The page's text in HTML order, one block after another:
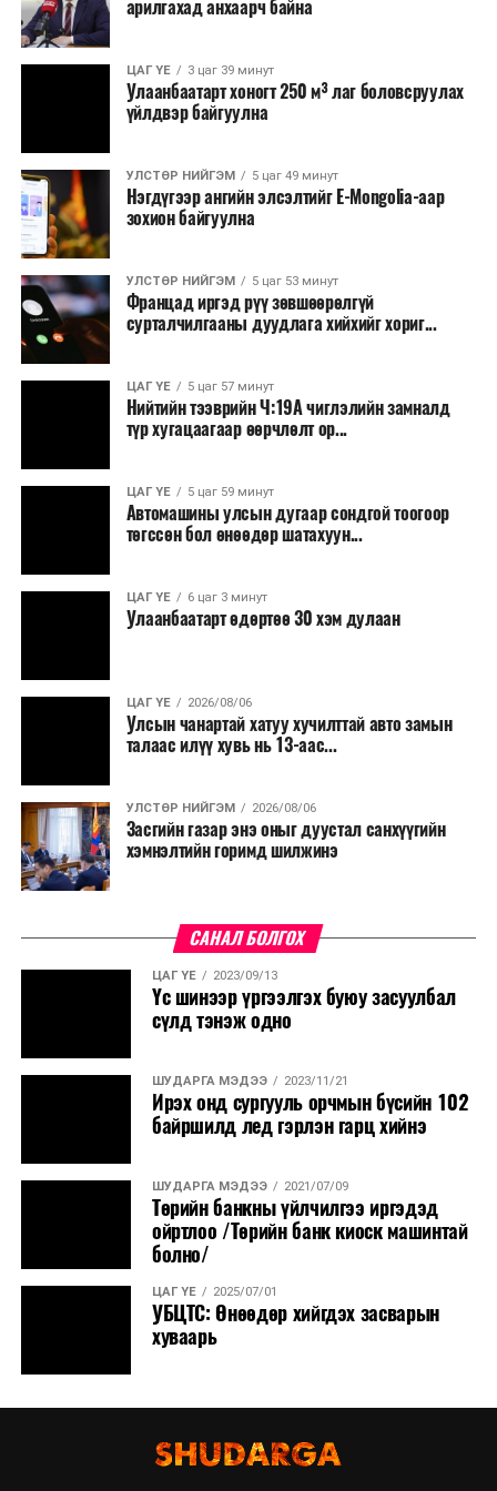
томилолт, гадаадын зочин хүлээн авах зардал;
Зайлшгүй шаардлагагүй тоног төхөөрөмж,
тавилга, автомашин худалдан авах;
Батлан хамгаалах, хууль зүйн салбараас бусад
Хуулиар заавал мэдээлэхээс бусад кино,
контент, хэвлэлийн зардал;
Заавал олгохоос бусад тэтгэмж, урамшуулал.
Санхүүгийн хэмнэлтийн горимыг 2026 оны
арванхоёрдугаар сарын 31 хүртэл мөрдөнө. Харин
эрүүл мэндийн салбар уг хэмнэлтийн горимд
хамрагдахгүй бөгөөд цэцэрлэг, сургуулийн хүүхдийн
эрт илрүүлэг, вакцинжуулалт, томуу, томуу төст
өвчний эсрэг арга хэмжээ зэрэг зайлшгүй
үргэлжилнэ гэж Ерөнхий сайд Н.Учрал онцоллоо.
Мөн бүх шатны төсвийн ерөнхийлөн захирагч нарт
салбар бүрдээ урсгал зардлыг 20 хувиар бууруулах,
нөхөн томилгоо хийхгүй байх, аялал, амралт, зугаалга,
хамт олны урлаг, спортын арга хэмжээг зохион
байгуулахгүй байх, төрийн албанд шинэ орон тоо бий
сургалтыг цахим хэлбэрт шилжүүлэх, төрийн албан
хаагчдыг зарим өдрүүдэд цахимаар ажиллуулах арга
хэмжээг үргэлжлүүлэхийг үүрэг болголоо.
Төсвийн сахилга бат сайжирч, эдийн засгийн нөхцөл
байдал хэвийн болсон тохиолдолд эдгээр
хязгаарлалтыг үе шаттайгаар сулруулах юм.
арилгахад анхаарч байна
ЦАГ ҮЕ 3 цаг 39 минут
Улаанбаатарт хоногт 250 м³ лаг боловсруулах
үйлдвэр байгуулна
УЛСТӨР НИЙГЭМ 5 цаг 49 минут
Нэгдүгээр ангийн элсэлтийг E-Mongolia-аар
зохион байгуулна
УЛСТӨР НИЙГЭМ 5 цаг 53 минут
Францад иргэд рүү зөвшөөрөлгүй
сурталчилгааны дуудлага хийхийг хориг...
ЦАГ ҮЕ 5 цаг 57 минут
Нийтийн тээврийн Ч:19А чиглэлийн замналд
түр хугацаагаар өөрчлөлт ор...
ЦАГ ҮЕ 5 цаг 59 минут
Автомашины улсын дугаар сондгой тоогоор
төгссөн бол өнөөдөр шатахуун...
ЦАГ ҮЕ 6 цаг 3 минут
Улаанбаатарт өдөртөө 30 хэм дулаан
ЦАГ ҮЕ 2026/08/06
Улсын чанартай хатуу хучилттай авто замын
талаас илүү хувь нь 13-аас...
УЛСТӨР НИЙГЭМ 2026/08/06
Засгийн газар энэ оныг дуустал санхүүгийн
хэмнэлтийн горимд шилжинэ
САНАЛ БОЛГОХ
ЦАГ ҮЕ 2023/09/13
Үс шинээр үргээлгэх буюу засуулбал
сүлд тэнэж одно
ШУДАРГА МЭДЭЭ 2023/11/21
Ирэх онд сургууль орчмын бүсийн 102
байршилд лед гэрлэн гарц хийнэ
ШУДАРГА МЭДЭЭ 2021/07/09
Төрийн банкны үйлчилгээ иргэдэд
ойртлоо /Төрийн банк киоск машинтай
болно/
ЦАГ ҮЕ 2025/07/01
УБЦТС: Өнөөдөр хийгдэх засварын
хуваарь